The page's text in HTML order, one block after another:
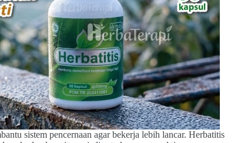
sistem pencernaan agar bekerja lebih lancar. Herbatitis